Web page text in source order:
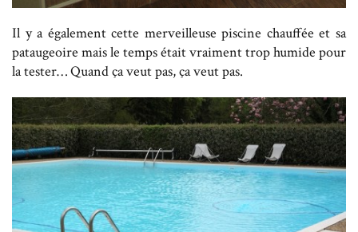
Il y a également cette merveilleuse piscine chauffée et sa
pataugeoire mais le temps était vraiment trop humide pour
la tester… Quand ça veut pas, ça veut pas.